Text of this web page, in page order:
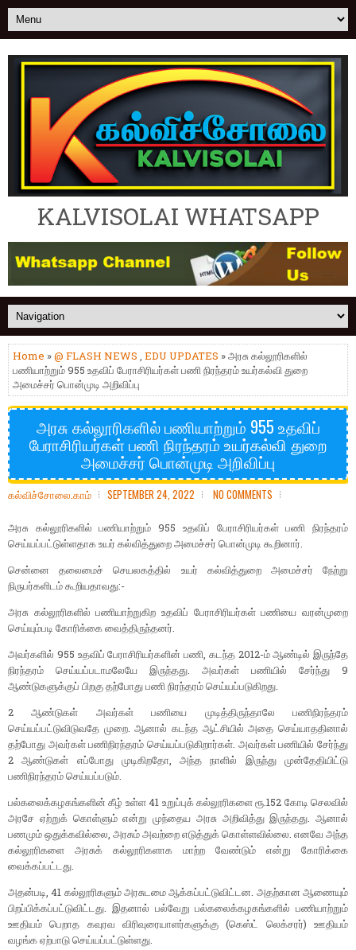
KALVISOLAI WHATSAPP
Home »@ FLASH NEWS , EDU UPDATES » அரசு கல்லூரிகளில்
பணியாற்றும் 955 உதவிப் பேராசிரியர்கள் பணி நிரந்தரம் உயர்கல்வி துறை
அமைச்சர் பொன்முடி அறிவிப்பு
அரசு கல்லூரிகளில் பணியாற்றும் 955 உதவிப்
பேராசிரியர்கள் பணி நிரந்தரம் உயர்கல்வி துறை
அமைச்சர் பொன்முடி அறிவிப்பு
கல்விச்சோலை.காம் SEPTEMBER 24, 2022 NO COMMENTS
அரசு கல்லூரிகளில் பணியாற்றும் 955 உதவிப் பேராசிரியர்கள் பணி நிரந்தரம்
செய்யப்பட்டுள்ளதாக உயர் கல்வித்துறை அமைச்சர் பொன்முடி கூறினார்.
சென்னை தலைமைச் செயலகத்தில் உயர் கல்வித்துறை அமைச்சர் நேற்று
நிருபர்களிடம் கூறியதாவது:-
அரசு கல்லூரிகளில் பணியாற்றுகிற உதவிப் பேராசிரியர்கள் பணியை வரன்முறை
செய்யும்படி கோரிக்கை வைத்திருந்தனர்.
அவர்களில் 955 உதவிப் பேராசிரியர்களின் பணி, கடந்த 2012-ம் ஆண்டில் இருந்தே
நிரந்தரம் செய்யப்படாமலேயே இருந்தது. அவர்கள் பணியில் சேர்ந்து 9
ஆண்டுகளுக்குப் பிறகு தற்போது பணி நிரந்தரம் செய்யப்படுகிறது.
2 ஆண்டுகள் அவர்கள் பணியை முடித்திருந்தாலே பணிநிரந்தரம்
செய்யப்பட்டுவிடுவதே முறை. ஆனால் கடந்த ஆட்சியில் அதை செய்யாததினால்
தற்போது அவர்கள் பணிநிரந்தரம் செய்யப்படுகிறார்கள். அவர்கள் பணியில் சேர்ந்து
2 ஆண்டுகள் எப்போது முடிகிறதோ, அந்த நாளில் இருந்து முன்தேதியிட்டு
பணிநிரந்தரம் செய்யப்படும்.
பல்கலைக்கழகங்களின் கீழ் உள்ள 41 உறுப்புக் கல்லூரிகளை ரூ.152 கோடி செலவில்
அரசே ஏற்றுக் கொள்ளும் என்று முந்தைய அரசு அறிவித்து இருந்தது. ஆனால்
பணமும் ஒதுக்கவில்லை, அரசும் அவற்றை எடுத்துக் கொள்ளவில்லை. எனவே அந்த
கல்லூரிகளை அரசுக் கல்லூரிகளாக மாற்ற வேண்டும் என்று கோரிக்கை
வைக்கப்பட்டது.
அதன்படி, 41 கல்லூரிகளும் அரசுடமை ஆக்கப்பட்டுவிட்டன. அதற்கான ஆணையும்
பிறப்பிக்கப்பட்டுவிட்டது. இதனால் பல்வேறு பல்கலைக்கழகங்களில் பணியாற்றும்
ஊதியம் பெறாத கவுரவ விரிவுரையாளர்களுக்கு (கெஸ்ட் லெக்சரர்) ஊதியம்
வழங்க ஏற்பாடு செய்யப்பட்டுள்ளது.